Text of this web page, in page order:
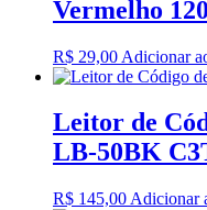
Vermelho
R$ 29,00 Adicionar
Leitor de
LB-50BK
R$ 145,00 Adicionar